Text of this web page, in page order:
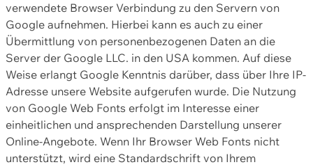
verwendete Browser Verbindung zu den Servern von
Google aufnehmen. Hierbei kann es auch zu einer
Übermittlung von personenbezogenen Daten an die
Server der Google LLC. in den USA kommen. Auf diese
Weise erlangt Google Kenntnis darüber, dass über Ihre IP-
Adresse unsere Website aufgerufen wurde. Die Nutzung
von Google Web Fonts erfolgt im Interesse einer
einheitlichen und ansprechenden Darstellung unserer
Online-Angebote. Wenn Ihr Browser Web Fonts nicht
unterstützt, wird eine Standardschrift von Ihrem